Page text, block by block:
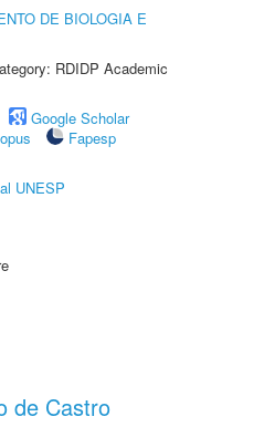
DE BIOLOGIA E
RDIDP Academic
Google Scholar
Fapesp
UNESP
de Castro